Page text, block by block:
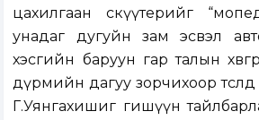
цахилгаан скүүтерийг
унадаг дугуйн зам эсвэл
хэсгийн баруун гар талын
дүрмийн дагуу зорчихоор
Г.Уянгахишиг гишүүн